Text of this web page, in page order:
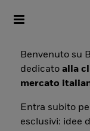
Toggle
Benvenuto su
dedicatoalla
mercato
Entra subito
esclusivi: idee